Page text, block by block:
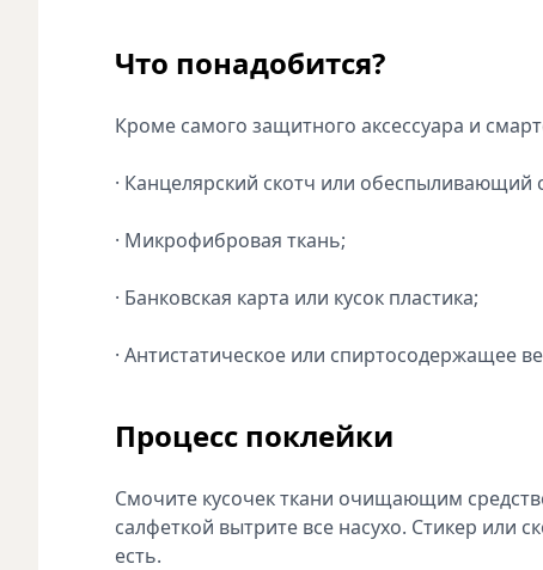
Что понадобится?
Кроме самого защитного аксессуара и
· Канцелярский скотч или обеспыливающий
· Микрофибровая ткань;
· Банковская карта или кусок пластика;
· Антистатическое или спиртосодержащее
Процесс поклейки
Смочите кусочек ткани очищающим
салфеткой вытрите все насухо. Стикер или
есть.